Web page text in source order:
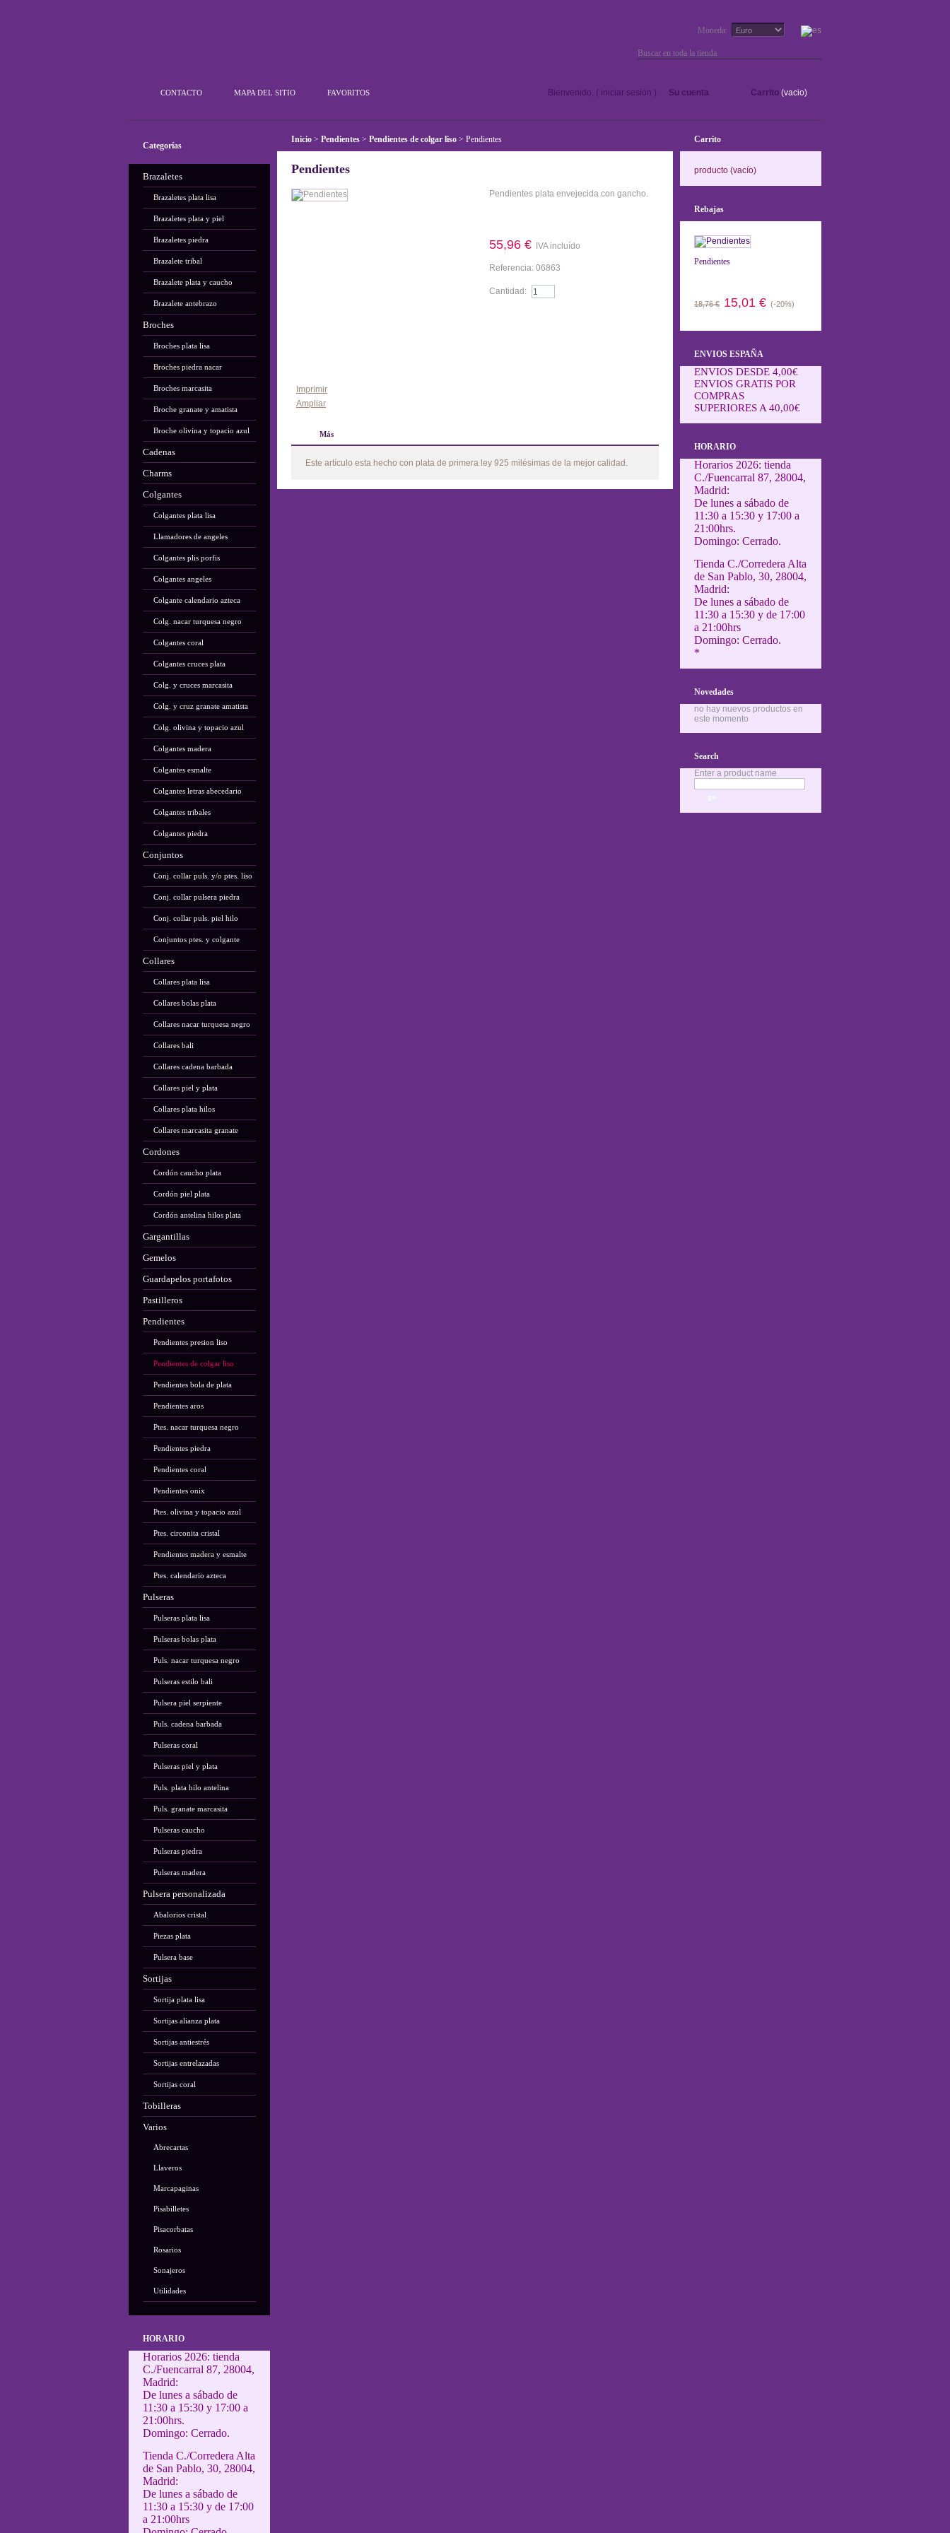
Moneda:
CONTACTO MAPA DEL SITIO FAVORITOS Carrito (vacio)
Bienvenido, ( iniciar sesión ) Su cuenta
Categorías
Brazaletes
Brazaletes plata lisa
Brazaletes plata y piel
Brazaletes piedra
Brazalete tribal
Brazalete plata y caucho
Brazalete antebrazo
Broches
Broches plata lisa
Broches piedra nacar
Broches marcasita
Broche granate y amatista
Broche olivina y topacio azul
Cadenas
Charms
Colgantes
Colgantes plata lisa
Llamadores de angeles
Colgantes plis porfis
Colgantes angeles
Colgante calendario azteca
Colg. nacar turquesa negro
Colgantes coral
Colgantes cruces plata
Colg. y cruces marcasita
Colg. y cruz granate amatista
Colg. olivina y topacio azul
Colgantes madera
Colgantes esmalte
Colgantes letras abecedario
Colgantes tribales
Colgantes piedra
Conjuntos
Conj. collar puls. y/o ptes. liso
Conj. collar pulsera piedra
Conj. collar puls. piel hilo
Conjuntos ptes. y colgante
Collares
Collares plata lisa
Collares bolas plata
Collares nacar turquesa negro
Collares bali
Collares cadena barbada
Collares piel y plata
Collares plata hilos
Collares marcasita granate
Cordones
Cordón caucho plata
Cordón piel plata
Cordón antelina hilos plata
Gargantillas
Gemelos
Guardapelos portafotos
Pastilleros
Pendientes
Pendientes presion liso
Pendientes de colgar liso
Pendientes bola de plata
Pendientes aros
Ptes. nacar turquesa negro
Pendientes piedra
Pendientes coral
Pendientes onix
Ptes. olivina y topacio azul
Ptes. circonita cristal
Pendientes madera y esmalte
Ptes. calendario azteca
Pulseras
Pulseras plata lisa
Pulseras bolas plata
Puls. nacar turquesa negro
Pulseras estilo bali
Pulsera piel serpiente
Puls. cadena barbada
Pulseras coral
Pulseras piel y plata
Puls. plata hilo antelina
Puls. granate marcasita
Pulseras caucho
Pulseras piedra
Pulseras madera
Pulsera personalizada
Abalorios cristal
Piezas plata
Pulsera base
Sortijas
Sortija plata lisa
Sortijas alianza plata
Sortijas antiestrés
Sortijas entrelazadas
Sortijas coral
Tobilleras
Varios
Abrecartas
Llaveros
Marcapaginas
Pisabilletes
Pisacorbatas
Rosarios
Sonajeros
Utilidades
HORARIO
Horarios 2026: tienda
C./Fuencarral 87, 28004,
Madrid:
De lunes a sábado de
11:30 a 15:30 y 17:00 a
21:00hrs.
Domingo: Cerrado.
Tienda C./Corredera Alta
de San Pablo, 30, 28004,
Madrid:
De lunes a sábado de
11:30 a 15:30 y de 17:00
a 21:00hrs
Inicio > Pendientes > Pendientes de colgar liso > Pendientes
Pendientes
Imprimir
Ampliar
Pendientes plata envejecida con gancho.
55,96 € IVA incluído
Referencia: 06863
Cantidad:
Más
Este artículo esta hecho con plata de primera ley 925 milésimas de la mejor calidad.
Carrito
producto (vacío)
Rebajas
Pendientes
18,76 € 15,01 € (-20%)
ENVIOS ESPAÑA
ENVIOS DESDE 4,00€
ENVIOS GRATIS POR
COMPRAS
SUPERIORES A 40,00€
HORARIO
Horarios 2026: tienda
C./Fuencarral 87, 28004,
Madrid:
De lunes a sábado de
11:30 a 15:30 y 17:00 a
21:00hrs.
Domingo: Cerrado.
Tienda C./Corredera Alta
de San Pablo, 30, 28004,
Madrid:
De lunes a sábado de
11:30 a 15:30 y de 17:00
a 21:00hrs
Domingo: Cerrado.
*
Novedades
no hay nuevos productos en
este momento
Search
Enter a product name